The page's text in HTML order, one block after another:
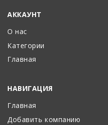
АККАУНТ
О нас
Категории
Главная
НАВИГАЦИЯ
Главная
Добавить компанию